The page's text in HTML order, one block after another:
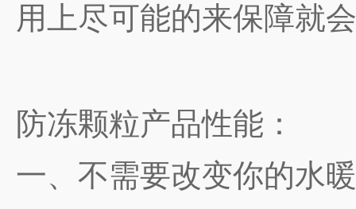
用上尽可能的来保障就
防冻颗粒产品性能：
一、不需要改变你的水